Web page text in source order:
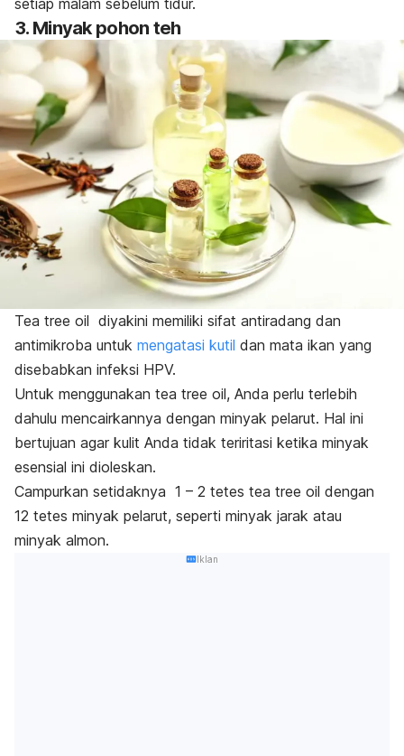
3. Minyak pohon teh
Tea tree oil diyakini memiliki sifat antiradang dan
antimikroba untuk mengatasi kutil dan mata ikan yang
disebabkan infeksi HPV.
Untuk menggunakan tea tree oil, Anda perlu terlebih
dahulu mencairkannya dengan minyak pelarut. Hal ini
bertujuan agar kulit Anda tidak teriritasi ketika minyak
esensial ini dioleskan.
Campurkan setidaknya 1 – 2 tetes tea tree oil dengan
12 tetes minyak pelarut, seperti minyak jarak atau
minyak almon.
Iklan